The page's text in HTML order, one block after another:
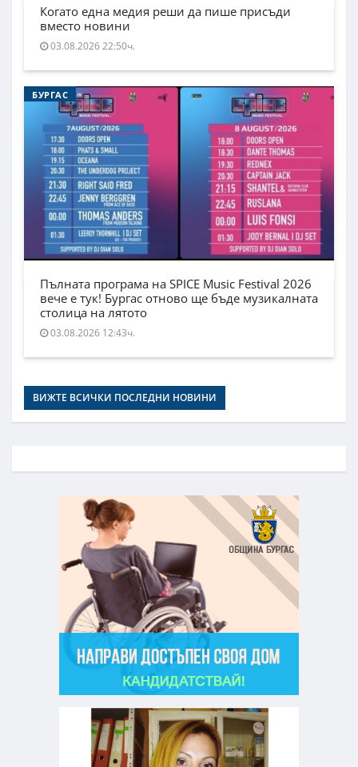
Когато една медия реши да пише присъди
вместо новини
03.08.2026 22:50ч.
БУРГАС
Пълната програма на SPICE Music Festival 2026
вече е тук! Бургас отново ще бъде музикалната
столица на лятото
03.08.2026 12:43ч.
ВИЖТЕ ВСИЧКИ ПОСЛЕДНИ НОВИНИ